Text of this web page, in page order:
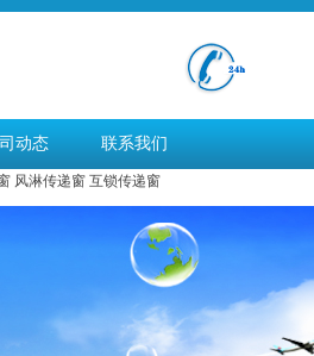
动态 联系我们
风淋传递窗 互锁传递窗